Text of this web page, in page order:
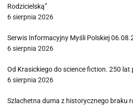
Rodzicielską”
6 sierpnia 2026
Serwis Informacyjny Myśli Polskiej
6 sierpnia 2026
Od Krasickiego do science fiction. 250
6 sierpnia 2026
Szlachetna duma z historycznego braku